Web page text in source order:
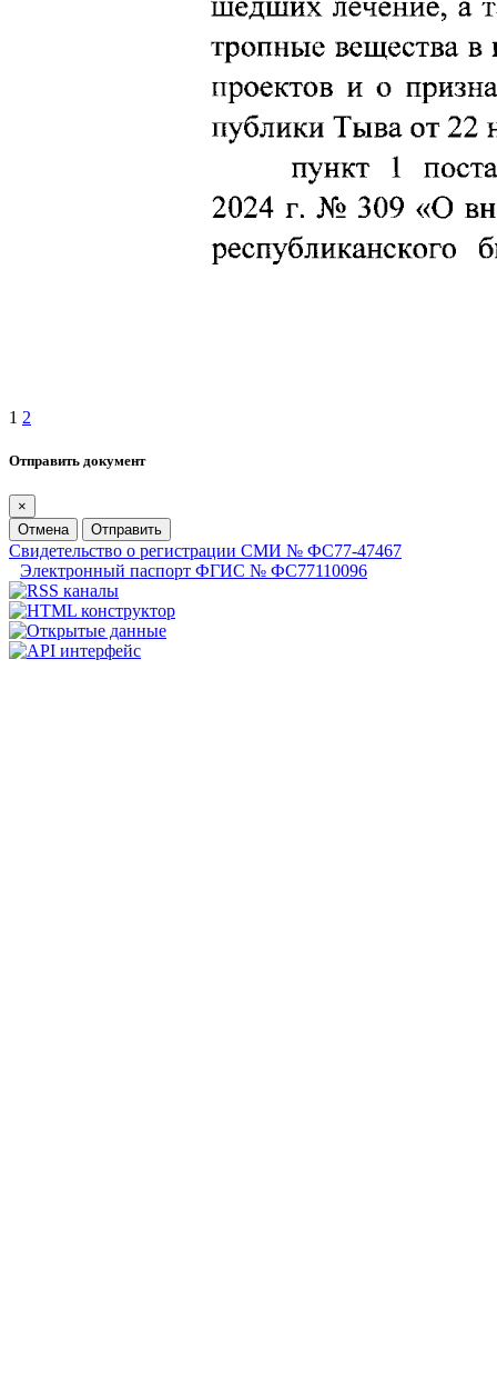
1 2
Отправить документ
×
Отмена
Отправить
Свидетельство о регистрации СМИ № ФС77-47467
Электронный паспорт ФГИС № ФС77110096